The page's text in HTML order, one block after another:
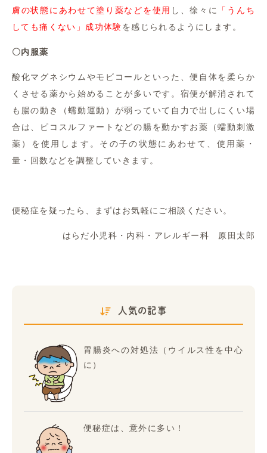
膚の状態にあわせて塗り薬などを使用 し、徐々に
「うんち
しても痛くない」成功体験を感じられるようにします。
〇内服薬
酸化マグネシウムやモビコールといった、便自体を柔らか
くさせる薬から始めることが多いです。宿便が解消されて
も腸の動き（蠕動運動）が弱っていて自力で出しにくい場
合は、ピコスルファートなどの腸を動かすお薬（蠕動刺激
薬）を使用します。その子の状態にあわせて、使用薬・
量・回数などを調整していきます。
便秘症を疑ったら、まずはお気軽にご相談ください。
はらだ小児科・内科・アレルギー科 原田太郎
人気の記事
胃腸炎への対処法（ウイルス性を中心
に）
便秘症は、意外に多い！